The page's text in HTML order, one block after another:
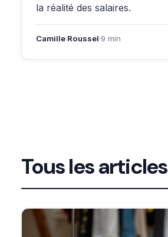
la réalité des salaires.
Camille Roussel·9 min
Tous les articles